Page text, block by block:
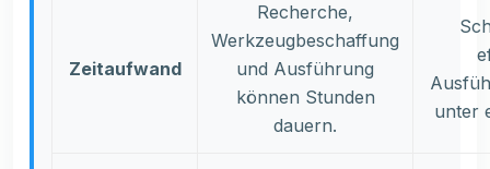
Zeitaufwand
Recherche,
Werkzeugbeschaffung
und Ausführung
können Stunden
dauern.
unter